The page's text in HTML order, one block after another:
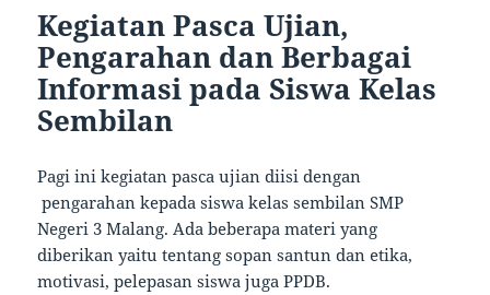
Kegiatan Pasca Ujian,
Pengarahan dan Berbagai
Informasi pada Siswa Kelas
Sembilan
Pagi ini kegiatan pasca ujian diisi dengan
pengarahan kepada siswa kelas sembilan SMP
Negeri 3 Malang. Ada beberapa materi yang
diberikan yaitu tentang sopan santun dan etika,
motivasi, pelepasan siswa juga PPDB.